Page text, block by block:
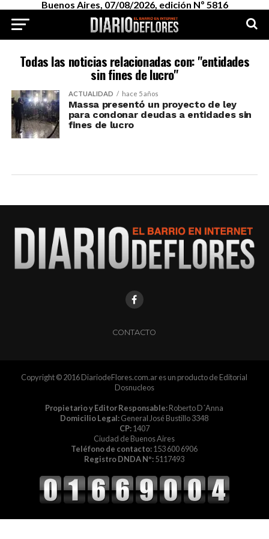
Buenos Aires, 07/08/2026, edición Nº 5816
Todas las noticias relacionadas con: "entidades
sin fines de lucro"
ACTUALIDAD hace 5 años
Massa presentó un proyecto de ley
para condonar deudas a entidades sin
fines de lucro
CONTACTO
Copyright © 2016 DiariodeFlores.com.ar es un producto de Editorial
Dosnucleos
Propietario y Editor Responsable:Roberto D´Anna
Domicilio Legal:General José Bustillo 3348
CP:1407
Ciudad de Buenos Aires
Teléfono de contacto:153 600 6906
Registro DNDA Nº:5117493